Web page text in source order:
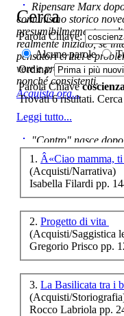
-
Il
Il
Ripensare Marx
comunismo storico
presumibilmemente
realmente iniziato, se
pensatori critici e
vere e proprie correnti
nonché consistenti.
Acquista ora...
Leggi tutto...
"Contro" nasce
cominciato con la
ripensaremarx. i saggi
questa collaborazione
è teorica, sempre però
presente fase.
Acquista ora...
cURL error 28: Failed
80 after 7130 ms:
Cerca
Parola Chiave:
Alcune parole
Ordina:
Parola Chiave
Trovati 6 risultati.
1. Â«Ciao mamma,
(Acquisti/Narrativa)
Isabella Filardi pp.
2. Progetto di vita
(Acquisti/Saggistica
Gregorio Prisco pp.
3. La Basilicata tra i
(Acquisti/
Rocco Labriola pp.